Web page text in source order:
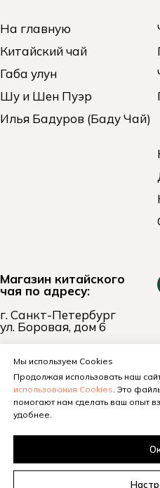
На главную
Китайский чай
Габа улун
Шу и Шен Пуэр
Илья Бадуров (Баду Чай)
Магазин китайского
чая по адресу:
г. Санкт-Петербург
ул. Боровая, дом 6
+7 (921) 653-74-24
Мы используем Cookies
Продолжая использовать наш
использования Cookies. Это
помогают нам сделать ваш опыт
удобнее.